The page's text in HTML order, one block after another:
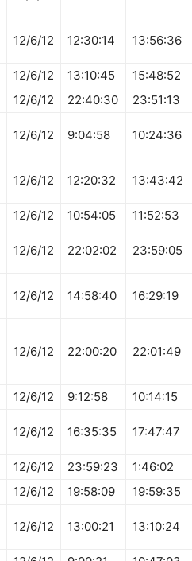
12/6/12 12:30:14 13:56:36
12/6/12 13:10:45 15:48:52
12/6/12 22:40:30 23:51:13
12/6/12 9:04:58 10:24:36
12/6/12 12:20:32 13:43:42
12/6/12 10:54:05 11:52:53
12/6/12 22:02:02 23:59:05
12/6/12 14:58:40 16:29:19
12/6/12 22:00:20 22:01:49
12/6/12 9:12:58 10:14:15
12/6/12 16:35:35 17:47:47
12/6/12 23:59:23 1:46:02
12/6/12 19:58:09 19:59:35
12/6/12 13:00:21 13:10:24